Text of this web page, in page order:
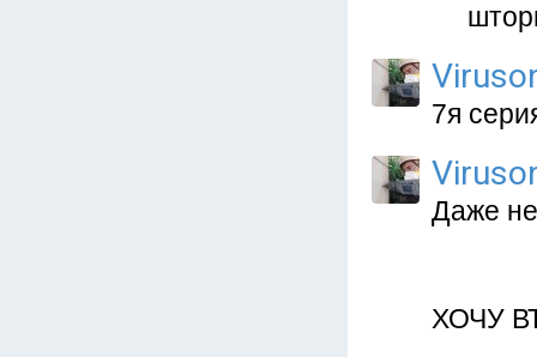
7я
Даже не
ХОЧУ